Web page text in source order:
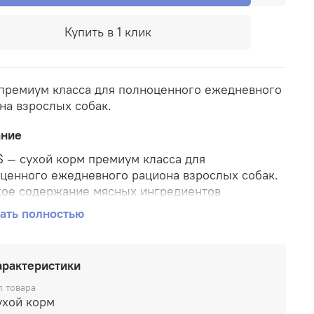
Купить в 1 клик
класса для полноценного ежедневного
взрослых собак.
— сухой корм премиум класса для
ежедневного рациона взрослых собак.
содержание мясных ингредиентов
оптимальный уровень белка и
мышцы. Баланс витаминов и комплекса
поддержанию здоровья сердца, мозга,
системы, здоровья кожи и красоты шерсти.
полностью
товара
корм